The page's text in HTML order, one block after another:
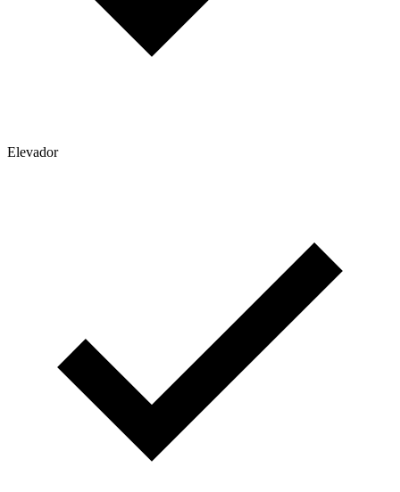
Elevador